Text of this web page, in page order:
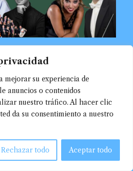
mejorar su experiencia de
anuncios o contenidos
nuestro tráfico. Al hacer clic
da su consentimiento a nuestro
Rechazar todo Aceptar todo